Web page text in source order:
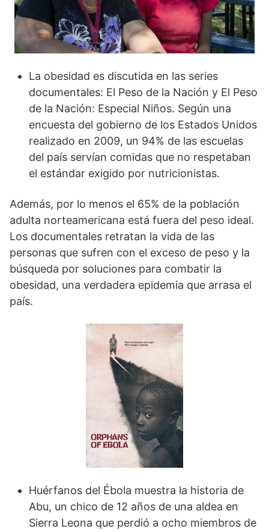
La obesidad es discutida en las series
documentales: El Peso de la Nación y El Peso
de la Nación: Especial Niños. Según una
encuesta del gobierno de los Estados Unidos
realizado en 2009, un 94% de las escuelas
del país servían comidas que no respetaban
el estándar exigido por nutricionistas.
Además, por lo menos el 65% de la población
adulta norteamericana está fuera del peso ideal.
Los documentales retratan la vida de las
personas que sufren con el exceso de peso y la
búsqueda por soluciones para combatir la
obesidad, una verdadera epidemia que arrasa el
país.
Huérfanos del Ébola muestra la historia de
Abu, un chico de 12 años de una aldea en
Sierra Leona que perdió a ocho miembros de